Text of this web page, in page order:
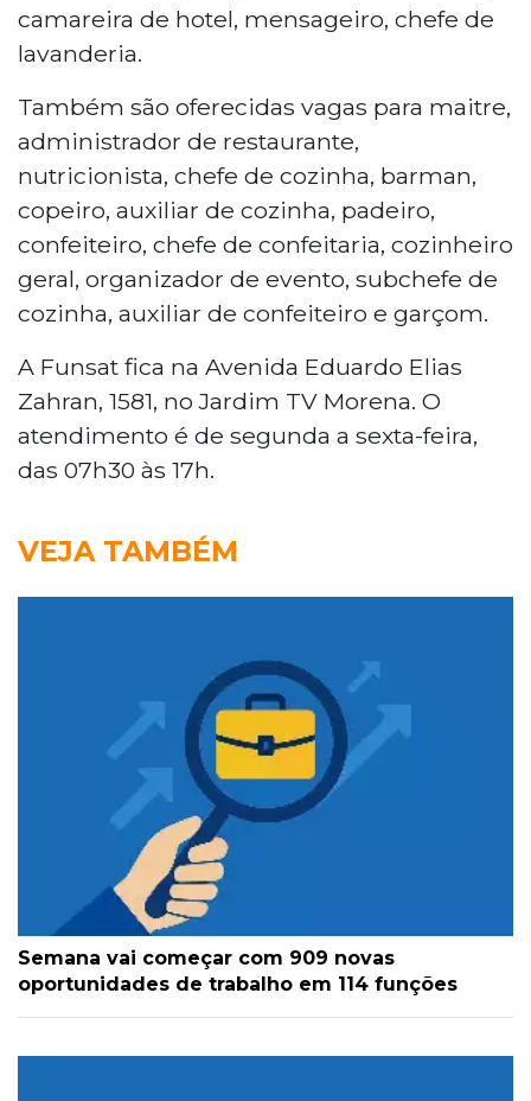
camareira de hotel, mensageiro, chefe de
lavanderia.
Também são oferecidas vagas para maitre,
administrador de restaurante,
nutricionista, chefe de cozinha, barman,
copeiro, auxiliar de cozinha, padeiro,
confeiteiro, chefe de confeitaria, cozinheiro
geral, organizador de evento, subchefe de
cozinha, auxiliar de confeiteiro e garçom.
A Funsat fica na Avenida Eduardo Elias
Zahran, 1581, no Jardim TV Morena. O
atendimento é de segunda a sexta-feira,
das 07h30 às 17h.
VEJA TAMBÉM
Semana vai começar com 909 novas
oportunidades de trabalho em 114 funções